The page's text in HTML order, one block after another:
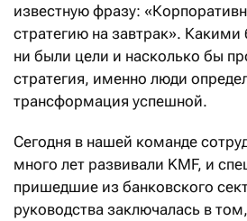
известную фразу:
стратегию на завтрак».
ни были цели и насколько бы
стратегия, именно люди
трансформация успешной.
Сегодня в нашей команде
много лет развивали KMF, и
пришедшие из банковского
руководства заключалась в